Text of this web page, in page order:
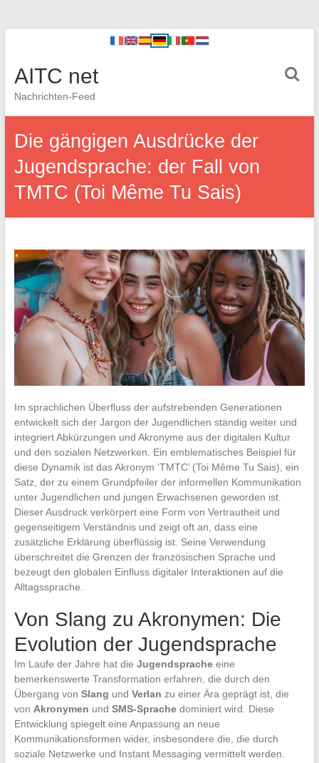
AITC net
Nachrichten-Feed
Die gängigen Ausdrücke der
Jugendsprache: der Fall von
TMTC (Toi Même Tu Sais)
Im sprachlichen Überfluss der aufstrebenden Generationen
entwickelt sich der Jargon der Jugendlichen ständig weiter und
integriert Abkürzungen und Akronyme aus der digitalen Kultur
und den sozialen Netzwerken. Ein emblematisches Beispiel für
diese Dynamik ist das Akronym ‘TMTC’ (Toi Même Tu Sais), ein
Satz, der zu einem Grundpfeiler der informellen Kommunikation
unter Jugendlichen und jungen Erwachsenen geworden ist.
Dieser Ausdruck verkörpert eine Form von Vertrautheit und
gegenseitigem Verständnis und zeigt oft an, dass eine
zusätzliche Erklärung überflüssig ist. Seine Verwendung
überschreitet die Grenzen der französischen Sprache und
bezeugt den globalen Einfluss digitaler Interaktionen auf die
Alltagssprache.
Von Slang zu Akronymen: Die
Evolution der Jugendsprache
Im Laufe der Jahre hat die Jugendspracheeine
bemerkenswerte Transformation erfahren, die durch den
Übergang von Slang und Verlan zu einer Ära geprägt ist, die
von Akronymen und SMS-Sprachedominiert wird. Diese
Entwicklung spiegelt eine Anpassung an neue
Kommunikationsformen wider, insbesondere die, die durch
soziale Netzwerke und Instant Messaging vermittelt werden.